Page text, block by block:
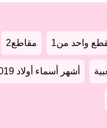
واحد من1 مقاطع2
أشهر أسماء أولاد 2019